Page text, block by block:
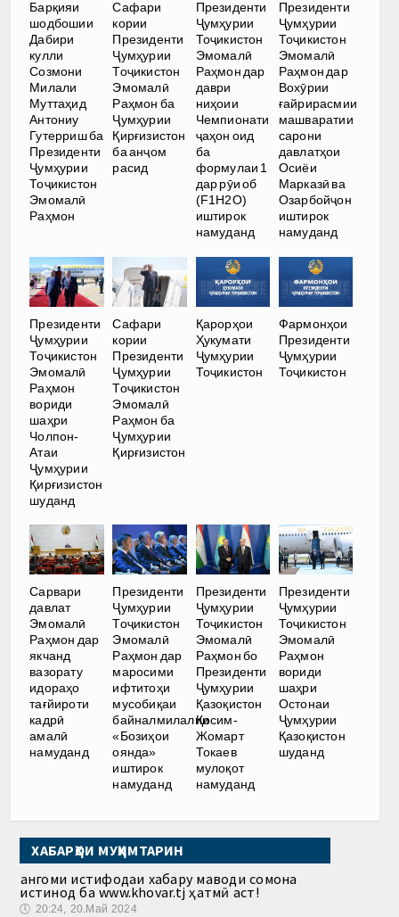
Барқияи
шодбошии
Дабири
кулли
Созмони
Милали
Муттаҳид
Антониу
Гутерриш ба
Президенти
Ҷумҳурии
Тоҷикистон
Эмомалӣ
Раҳмон
Сафари
кории
Президенти
Ҷумҳурии
Тоҷикистон
Эмомалӣ
Раҳмон ба
Ҷумҳурии
Қирғизистон
ба анҷом
расид
Президенти
Ҷумҳурии
Тоҷикистон
Эмомалӣ
Раҳмон дар
даври
ниҳоии
Чемпионати
ҷаҳон оид
ба
формулаи 1
дар рӯи об
(F1H2O)
иштирок
намуданд
Президенти
Ҷумҳурии
Тоҷикистон
Эмомалӣ
Раҳмон дар
Вохӯрии
ғайрирасмии
машваратии
сарони
давлатҳои
Осиёи
Марказӣ ва
Озарбойҷон
иштирок
намуданд
Президенти
Ҷумҳурии
Тоҷикистон
Эмомалӣ
Раҳмон
вориди
шаҳри
Чолпон-
Атаи
Ҷумҳурии
Қирғизистон
шуданд
Сафари
кории
Президенти
Ҷумҳурии
Тоҷикистон
Эмомалӣ
Раҳмон ба
Ҷумҳурии
Қирғизистон
Қарорҳои
Ҳукумати
Ҷумҳурии
Тоҷикистон
Фармонҳои
Президенти
Ҷумҳурии
Тоҷикистон
Сарвари
давлат
Эмомалӣ
Раҳмон дар
якчанд
вазорату
идораҳо
тағйироти
кадрӣ
амалӣ
намуданд
Президенти
Ҷумҳурии
Тоҷикистон
Эмомалӣ
Раҳмон дар
маросими
ифтитоҳи
мусобиқаи
байналмилалии
«Бозиҳои
оянда»
иштирок
намуданд
Президенти
Ҷумҳурии
Тоҷикистон
Эмомалӣ
Раҳмон бо
Президенти
Ҷумҳурии
Қазоқистон
Қосим-
Жомарт
Токаев
мулоқот
намуданд
Президенти
Ҷумҳурии
Тоҷикистон
Эмомалӣ
Раҳмон
вориди
шаҳри
Остонаи
Ҷумҳурии
Қазоқистон
шуданд
ХАБАРҲОИ МУҲИМТАРИН
Ҳангоми истифодаи хабару маводи сомона
истинод ба www.khovar.tj ҳатмӣ аст!
🕔 20:24, 20.Май 2024